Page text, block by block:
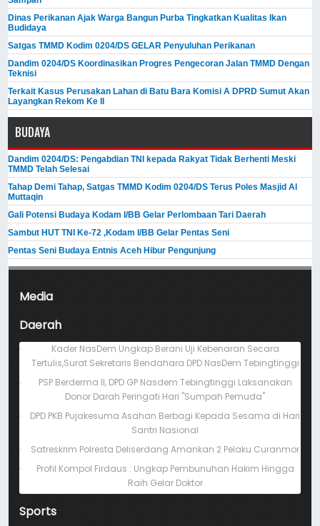
Dinas Perikanan Ajak Warga Bangun Purba Tingkatkan Kualitas Ikan
Budidaya
Satgas TMMD Kodim 0204/DS GELAR Penyuluhan Perikanan
Dandim 0204/DS Koordinasikan Progres Pengecoran Jalan TMMD Dengan
Teknisi
Terkait Kasus Perusakan Lahan di Batu Bara Komisi A DPRD Sumut Akan
Layangkan Rekom Ke II
BUDAYA
Dandim 0204/DS: Pengabdian TNI kepada Rakyat Tidak Berhenti Meski ​
TMMD Telah Selesai
Tahap Demi Tahap, Satgas TMMD Kodim 0204/DS Terus Poles Masjid Al
Muttaqin
Gali Potensi Budaya Kodam I/BB Gelar Perlombaan Tari Daerah
Sambut HUT TNI Ke-72 ,Kodam I/BB Gelar Pentas Seni
Pentas Seni Budaya Entnis Aceh Hibur Pengunjung
Media
Daerah
Kader NasDem Ungkap Berani Uji Kebenaran Secara
Tertulis,Surat Sekretaris Bendahara DPD NasDem Tebingtinggi
PSP Berderma II, DPD GP Nasdem Tebingtinggi Laksanakan
Donor Darah Peringati Hari "Sumpah Pemuda"
DPD PKB Pujakesuma Asahan Berbagi Kepada Sesama di Hari
Santri Nasional
Satreskrim Polresta Deliserdang Amankan 2 Pelaku Curanmor
Profil Kompol Firdaus : Ungkap Pembunuhan Hakim Hingga
Raih Gelar Doktor
Sports